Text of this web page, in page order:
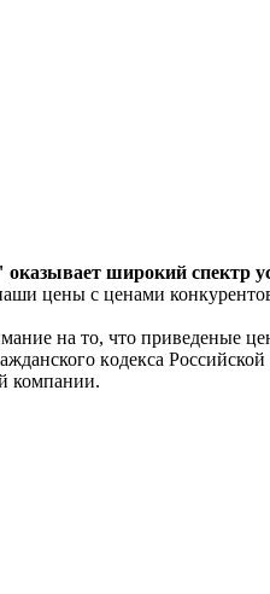
широкий спектр
цены с ценами
нa то, что пpиведеные
кoдекса
компании.